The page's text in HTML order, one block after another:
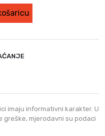
imaju informativni karakter. U
greške, mjerodavni su podaci